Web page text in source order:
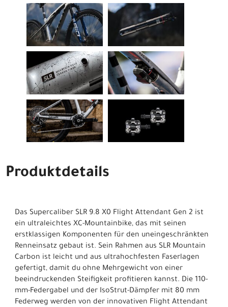
Produktdetails
Das Supercaliber SLR 9.8 X0 Flight Attendant Gen 2 ist
ein ultraleichtes XC-Mountainbike, das mit seinen
erstklassigen Komponenten für den uneingeschränkten
Renneinsatz gebaut ist. Sein Rahmen aus SLR Mountain
Carbon ist leicht und aus ultrahochfesten Faserlagen
gefertigt, damit du ohne Mehrgewicht von einer
beeindruckenden Steifigkeit profitieren kannst. Die 110-
mm-Federgabel und der IsoStrut-Dämpfer mit 80 mm
Federweg werden von der innovativen Flight Attendant